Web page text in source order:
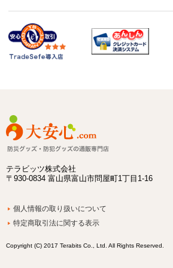
テラビッツ株式会社
〒930-0834 富山県富山市問屋町1丁目1-16
個人情報の取り扱いについて
特定商取引法に関する表示
Copyright (C) 2017 Terabits Co., Ltd. All Rights Reserved.